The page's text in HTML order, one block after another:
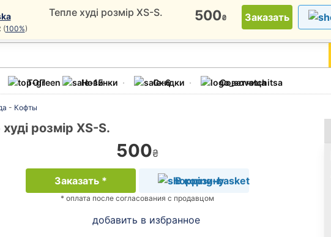
ТОП Новинки Скидки Советчица
- Кофты
розмір XS-S.
500₴
Заказать * В корзину
* оплата после согласования с продавцом
добавить в избранное
(100%)
Тепле худі розмір XS-S. 500₴ Заказать